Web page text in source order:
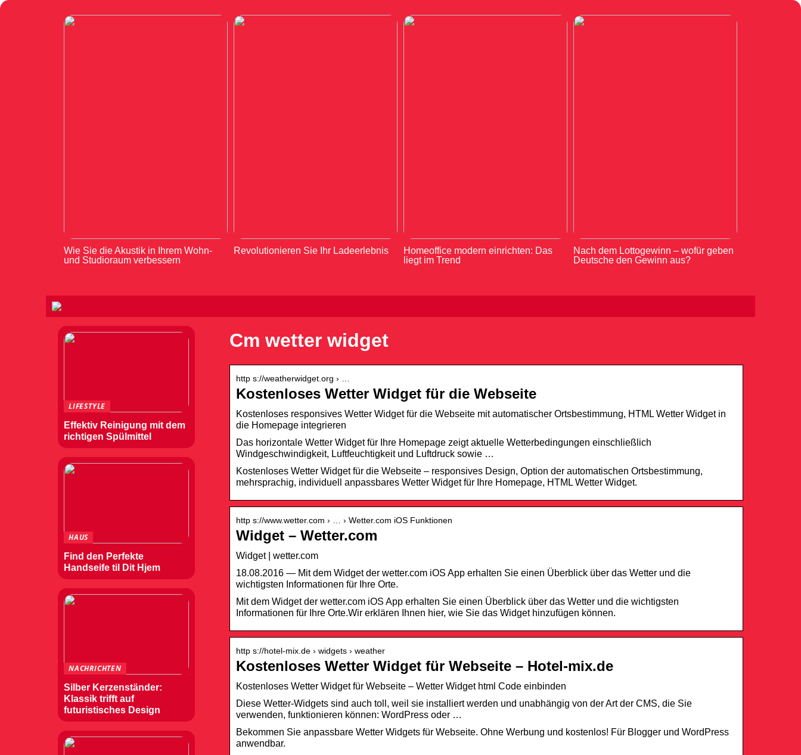
Wie Sie die Akustik in Ihrem Wohn-
und Studioraum verbessern
Revolutionieren Sie Ihr Ladeerlebnis
Homeoffice modern einrichten: Das
liegt im Trend
Nach dem Lottogewinn – wofür geben
Deutsche den Gewinn aus?
Cm wetter widget
http s://weatherwidget.org › …
Kostenloses Wetter Widget für die Webseite
Kostenloses responsives Wetter Widget für die Webseite mit automatischer Ortsbestimmung, HTML Wetter Widget in
die Homepage integrieren
Das horizontale Wetter Widget für Ihre Homepage zeigt aktuelle Wetterbedingungen einschließlich
Windgeschwindigkeit, Luftfeuchtigkeit und Luftdruck sowie …
Kostenloses Wetter Widget für die Webseite – responsives Design, Option der automatischen Ortsbestimmung,
mehrsprachig, individuell anpassbares Wetter Widget für Ihre Homepage, HTML Wetter Widget.
http s://www.wetter.com › … › Wetter.com iOS Funktionen
Widget – Wetter.com
Widget | wetter.com
18.08.2016 — Mit dem Widget der wetter.com iOS App erhalten Sie einen Überblick über das Wetter und die
wichtigsten Informationen für Ihre Orte.
Mit dem Widget der wetter.com iOS App erhalten Sie einen Überblick über das Wetter und die wichtigsten
Informationen für Ihre Orte.Wir erklären Ihnen hier, wie Sie das Widget hinzufügen können.
http s://hotel-mix.de › widgets › weather
Kostenloses Wetter Widget für Webseite – Hotel-mix.de
Kostenloses Wetter Widget für Webseite – Wetter Widget html Code einbinden
Diese Wetter-Widgets sind auch toll, weil sie installiert werden und unabhängig von der Art der CMS, die Sie
verwenden, funktionieren können: WordPress oder …
Bekommen Sie anpassbare Wetter Widgets für Webseite. Ohne Werbung und kostenlos! Für Blogger und WordPress
anwendbar.
LIFESTYLE
Effektiv Reinigung mit dem
richtigen Spülmittel
HAUS
Find den Perfekte
Handseife til Dit Hjem
NACHRICHTEN
Silber Kerzenständer:
Klassik trifft auf
futuristisches Design